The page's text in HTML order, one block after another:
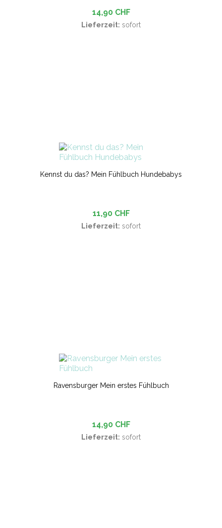
14,90 CHF
Lieferzeit: sofort
Kennst du das? Mein Fühlbuch Hundebabys
11,90 CHF
Lieferzeit: sofort
Ravensburger Mein erstes Fühlbuch
14,90 CHF
Lieferzeit: sofort